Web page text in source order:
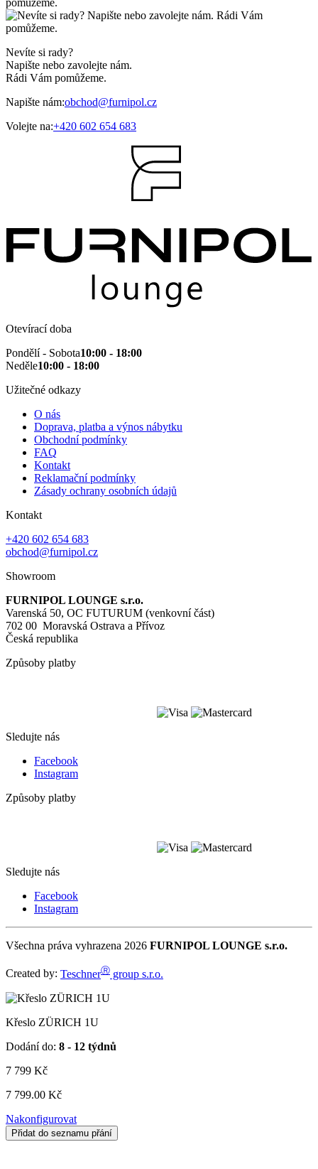
Nevíte si rady?
Napište nebo zavolejte nám.
Rádi Vám pomůžeme.
Napište nám:obchod@furnipol.cz
Volejte na:+420 602 654 683
Otevírací doba
Pondělí - Sobota10:00 - 18:00
Neděle10:00 - 18:00
Užitečné odkazy
O nás
Doprava, platba a výnos nábytku
Obchodní podmínky
FAQ
Kontakt
Reklamační podmínky
Zásady ochrany osobních údajů
Kontakt
+420 602 654 683
obchod@furnipol.cz
Showroom
FURNIPOL LOUNGE s.r.o.
Varenská 50, OC FUTURUM (venkovní část)
702 00 Moravská Ostrava a Přívoz
Česká republika
Způsoby platby
Sledujte nás
Facebook
Instagram
Způsoby platby
Sledujte nás
Facebook
Instagram
Všechna práva vyhrazena 2026 FURNIPOL LOUNGE s.r.o.
Created by: TeschnerⓇ group s.r.o.
Křeslo ZÜRICH 1U
Dodání do: 8 - 12 týdnů
7 799 Kč
7 799.00 Kč
Nakonfigurovat
Přidat do seznamu přání